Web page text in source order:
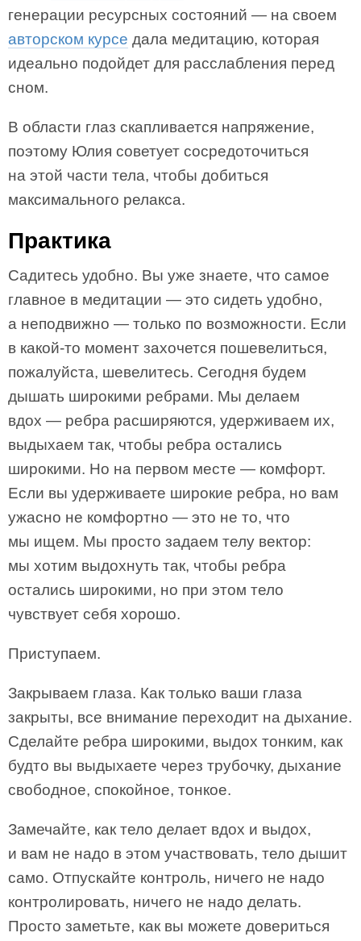
генерации ресурсных состояний — на своем
авторском курсе дала медитацию, которая
идеально подойдет для расслабления перед
сном.
В области глаз скапливается напряжение,
поэтому Юлия советует сосредоточиться
на этой части тела, чтобы добиться
максимального релакса.
Практика
Садитесь удобно. Вы уже знаете, что самое
главное в медитации — это сидеть удобно,
а неподвижно — только по возможности. Если
в какой-то момент захочется пошевелиться,
пожалуйста, шевелитесь. Сегодня будем
дышать широкими ребрами. Мы делаем
вдох — ребра расширяются, удерживаем их,
выдыхаем так, чтобы ребра остались
широкими. Но на первом месте — комфорт.
Если вы удерживаете широкие ребра, но вам
ужасно не комфортно — это не то, что
мы ищем. Мы просто задаем телу вектор:
мы хотим выдохнуть так, чтобы ребра
остались широкими, но при этом тело
чувствует себя хорошо.
Приступаем.
Закрываем глаза. Как только ваши глаза
закрыты, все внимание переходит на дыхание.
Сделайте ребра широкими, выдох тонким, как
будто вы выдыхаете через трубочку, дыхание
свободное, спокойное, тонкое.
Замечайте, как тело делает вдох и выдох,
и вам не надо в этом участвовать, тело дышит
само. Отпускайте контроль, ничего не надо
контролировать, ничего не надо делать.
Просто заметьте, как вы можете довериться